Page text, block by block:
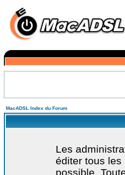
MacADSL Index du Forum
Les
éditer tous
possible.